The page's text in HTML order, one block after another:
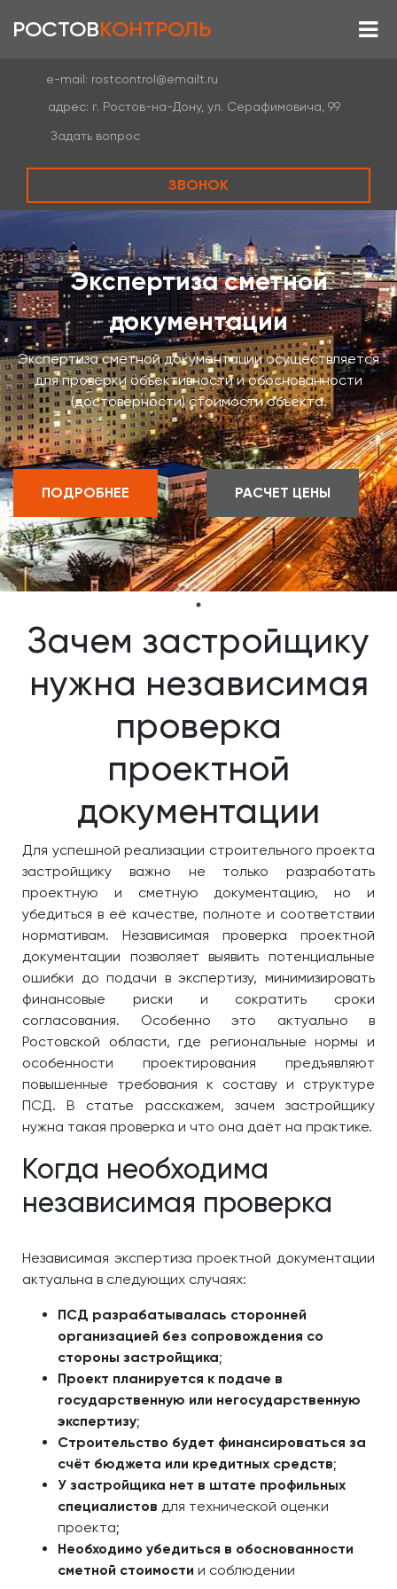
РОСТОВКОНТРОЛЬ
e-mail: rostcontrol@emailt.ru
адрес: г. Ростов-на-Дону, ул. Серафимовича, 99
Задать вопрос
ЗВОНОК
Экспертиза сметной
документации
Экспертиза сметной документации осуществляется
для проверки объективности и обоснованности
(достоверности) стоимости объекта.
ПОДРОБНЕЕ РАСЧЕТ ЦЕНЫ
Зачем застройщику
нужна независимая
проверка
проектной
документации
Для успешной реализации строительного проекта
застройщику важно не только разработать
проектную и сметную документацию, но и
убедиться в её качестве, полноте и соответствии
нормативам. Независимая проверка проектной
документации позволяет выявить потенциальные
ошибки до подачи в экспертизу, минимизировать
финансовые риски и сократить сроки
согласования. Особенно это актуально в
Ростовской области, где региональные нормы и
особенности проектирования предъявляют
повышенные требования к составу и структуре
ПСД. В статье расскажем, зачем застройщику
нужна такая проверка и что она даёт на практике.
Когда необходима
независимая проверка
Независимая экспертиза проектной документации
актуальна в следующих случаях:
ПСД разрабатывалась сторонней
организацией без сопровождения со
стороны застройщика;
Проект планируется к подаче в
государственную или негосударственную
экспертизу;
Строительство будет финансироваться за
счёт бюджета или кредитных средств;
У застройщика нет в штате профильных
специалистов для технической оценки
проекта;
Необходимо убедиться в обоснованности
сметной стоимости и соблюдении